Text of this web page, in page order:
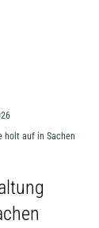
holt auf in Sachen